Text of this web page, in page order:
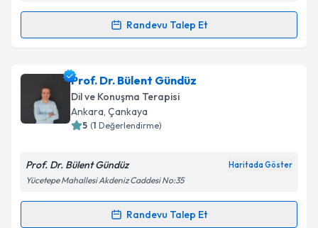
Kişisel verilerimin işlenmesine ilişkin
'ni okudum ve kişisel verilerimin belirtilen
Takvim Talebini Gönder
Randevu Talep Et
Randevu Takvimi Talebi
Dil ve Konuşma Terapisti Beyda Nur Mestan
randevu takvimi talebi oluşturun. Size bu uzmandan
randevu almanız için bir takvim hazırlandığında e-
posta ile bilgilendireceğiz.
Kişisel verilerimin işlenmesine ilişkin
Prof. Dr. Bülent Gündüz
Dil ve Konuşma Terapisi
Ankara, Çankaya
5 (1 Değerlendirme)
Prof. Dr. Bülent Gündüz Haritada Göster
Yücetepe Mahallesi Akdeniz Caddesi No:35
Randevu Talep Et
Randevu Takvimi Talebi